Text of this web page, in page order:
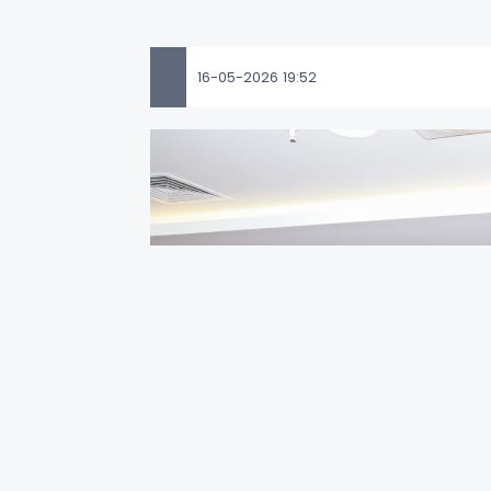
16-05-2026 19:52